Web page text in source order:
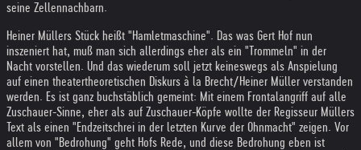
seine Zellennachbarn.
Heiner Müllers Stück heißt "Hamletmaschine". Das was Gert Hof nun
inszeniert hat, muß man sich allerdings eher als ein "Trommeln" in der
Nacht vorstellen. Und das wiederum soll jetzt keineswegs als Anspielung
auf einen theatertheoretischen Diskurs à la Brecht/Heiner Müller verstanden
werden. Es ist ganz buchstäblich gemeint: Mit einem Frontalangriff auf alle
Zuschauer-Sinne, eher als auf Zuschauer-Köpfe wollte der Regisseur Müllers
Text als einen "Endzeitschrei in der letzten Kurve der Ohnmacht" zeigen. Vor
allem von "Bedrohung" geht Hofs Rede, und diese Bedrohung eben ist